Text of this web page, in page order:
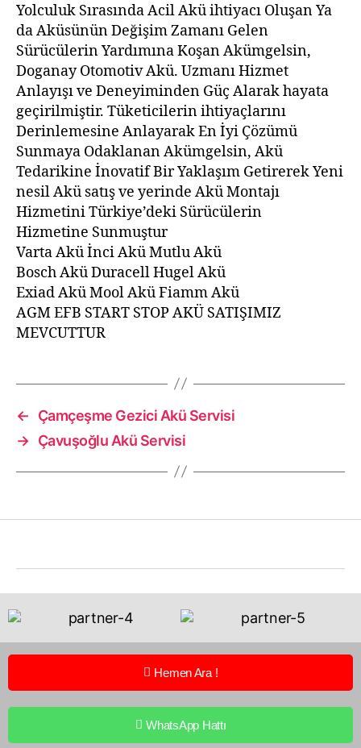
Yolculuk Sırasında Acil Akü ihtiyacı Oluşan Ya
da Aküsünün Değişim Zamanı Gelen
Sürücülerin Yardımına Koşan Akümgelsin,
Doganay Otomotiv Akü. Uzmanı Hizmet
Anlayışı ve Deneyiminden Güç Alarak hayata
geçirilmiştir. Tüketicilerin ihtiyaçlarını
Derinlemesine Anlayarak En İyi Çözümü
Sunmaya Odaklanan Akümgelsin, Akü
Tedarikine İnovatif Bir Yaklaşım Getirerek Yeni
nesil Akü satış ve yerinde Akü Montajı
Hizmetini Türkiye’deki Sürücülerin
Hizmetine Sunmuştur
Varta Akü İnci Akü Mutlu Akü
Bosch Akü Duracell Hugel Akü
Exiad Akü Mool Akü Fiamm Akü
AGM EFB START STOP AKÜ SATIŞIMIZ
MEVCUTTUR
←
Çamçeşme Gezici Akü Servisi
→ Çavuşoğlu Akü Servisi
Hemen Ara !
WhatsApp Hattı